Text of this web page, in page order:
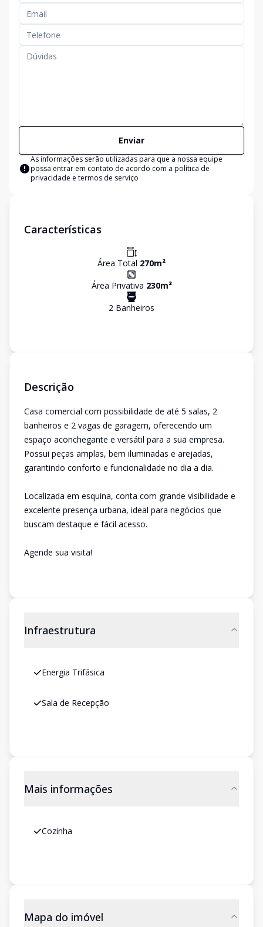
Enviar
As informações serão utilizadas para que a nossa equipe
possa entrar em contato de acordo com a política de
privacidade e termos de serviço
Características
Área Total 270m²
Área Privativa 230m²
2 Banheiros
Descrição
Casa comercial com possibilidade de até 5 salas, 2
banheiros e 2 vagas de garagem, oferecendo um
espaço aconchegante e versátil para a sua empresa.
Possui peças amplas, bem iluminadas e arejadas,
garantindo conforto e funcionalidade no dia a dia.
Localizada em esquina, conta com grande visibilidade e
excelente presença urbana, ideal para negócios que
buscam destaque e fácil acesso.
Agende sua visita!
Infraestrutura
Energia Trifásica
Sala de Recepção
Mais informações
Cozinha
Mapa do imóvel